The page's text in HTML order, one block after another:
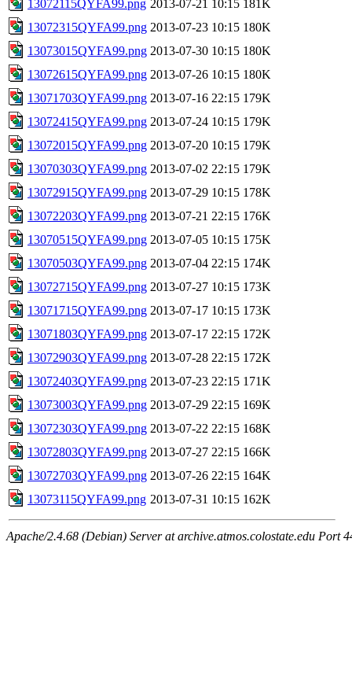
13072115QYFA99.png 2013-07-21 10:15 181K
13072315QYFA99.png 2013-07-23 10:15 180K
13073015QYFA99.png 2013-07-30 10:15 180K
13072615QYFA99.png 2013-07-26 10:15 180K
13071703QYFA99.png 2013-07-16 22:15 179K
13072415QYFA99.png 2013-07-24 10:15 179K
13072015QYFA99.png 2013-07-20 10:15 179K
13070303QYFA99.png 2013-07-02 22:15 179K
13072915QYFA99.png 2013-07-29 10:15 178K
13072203QYFA99.png 2013-07-21 22:15 176K
13070515QYFA99.png 2013-07-05 10:15 175K
13070503QYFA99.png 2013-07-04 22:15 174K
13072715QYFA99.png 2013-07-27 10:15 173K
13071715QYFA99.png 2013-07-17 10:15 173K
13071803QYFA99.png 2013-07-17 22:15 172K
13072903QYFA99.png 2013-07-28 22:15 172K
13072403QYFA99.png 2013-07-23 22:15 171K
13073003QYFA99.png 2013-07-29 22:15 169K
13072303QYFA99.png 2013-07-22 22:15 168K
13072803QYFA99.png 2013-07-27 22:15 166K
13072703QYFA99.png 2013-07-26 22:15 164K
13073115QYFA99.png 2013-07-31 10:15 162K
Apache/2.4.68 (Debian) Server at archive.atmos.colostate.edu Port